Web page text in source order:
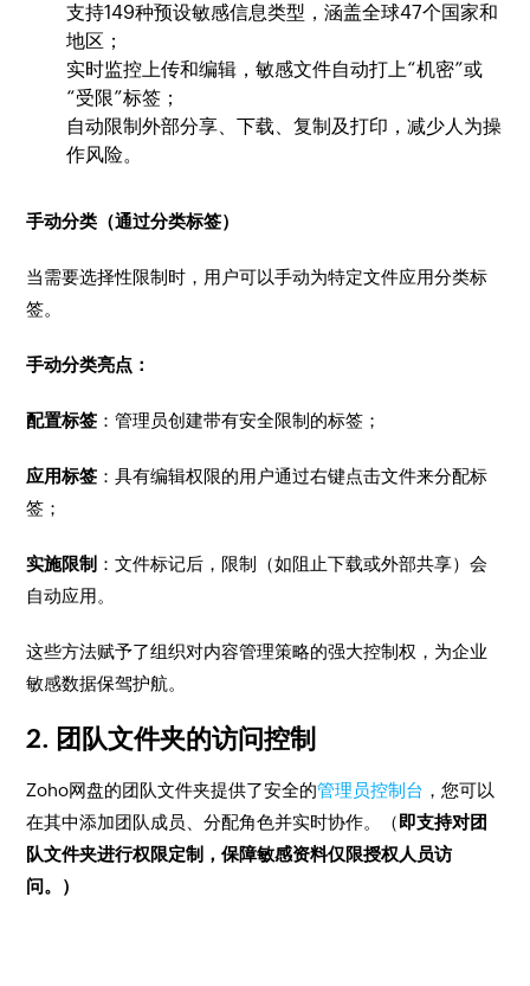
​支持149种预设敏感信息类型，涵盖全球47个国家和
地区；
实时监控上传和编辑，敏感文件自动打上“机密”或
“受限”标签；
自动限制外部分享、下载、复制及打印，减少人为操
作风险。
手动分类（通过分类标签）
​当需要选择性限制时，用户可以手动为特定文件应用分类标
签。
​手动分类亮点：
​配置标签 ：管理员创建带有安全限制的标签；
应用标签 ：具有编辑权限的用户通过右键点击文件来分配标
签；
实施限制 ：文件标记后，限制（如阻止下载或外部共享）会
自动应用。
​这些方法赋予了组织对内容管理策略的强大控制权，为企业
敏感数据保驾护航。
2. 团队文件夹的访问控制
​Zoho网盘的团队文件夹提供了安全的管理员控制台 ，您可以
在其中添加团队成员、分配角色并实时协作。（ 即支持对团
队文件夹进行权限定制，保障敏感资料仅限授权人员访
问。）